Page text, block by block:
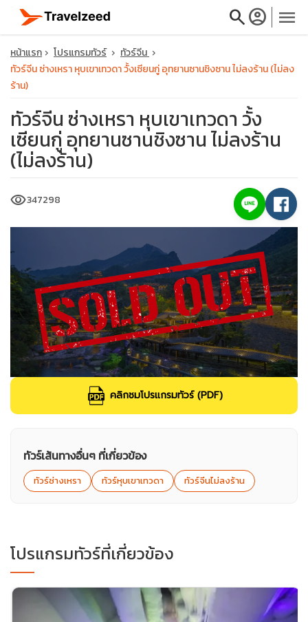
searchaccount_circle menu
travel_explore
calendar_month
หน้าแรก โปรแกรมทัวร์
ทัวร์จีน
ทัวร์จีน ซ่างเหรา หุบเขาเทวดา วั้งเซียนกู่ อุทยานซานชิงซาน ไม่ลงร้าน (ไม่ลง
ร้าน)
ทัวร์จีน ซ่างเหรา หุบเขาเทวดา วั้ง
เซียนกู่ อุทยานซานชิงซาน ไม่ลงร้าน
(ไม่ลงร้าน)
visibility347298
คลิกชมโปรแกรมทัวร์ (PDF)
ทัวร์เส้นทางอื่นๆ ที่เกี่ยวข้อง
ทัวร์ซ่างเหรา ทัวร์หุบเขาเทวดา ทัวร์จีนไม่ลงร้าน
โปรแกรมทัวร์ที่เกี่ยวข้อง